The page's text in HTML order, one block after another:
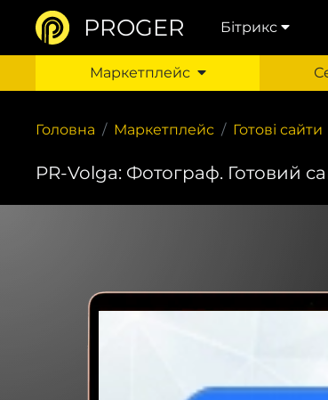
PROGER Бітрикс
Маркетплейс
Головна Маркетплейс Готові сайти
PR-Volga: Фотограф. Готовий